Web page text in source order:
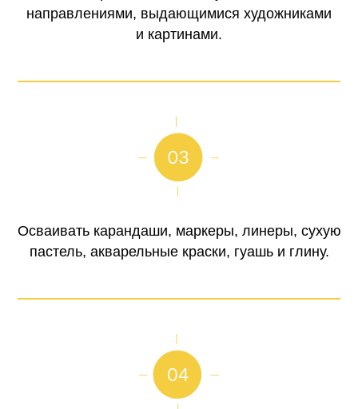
направлениями, выдающимися художниками
и картинами.
Осваивать карандаши, маркеры, линеры, сухую
пастель, акварельные краски, гуашь и глину.